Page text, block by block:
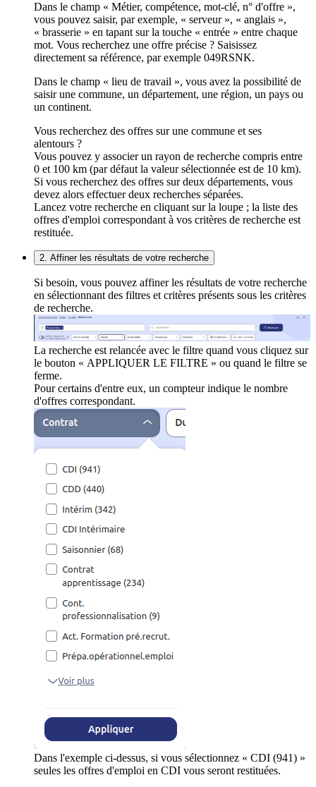
Dans le champ « Métier, compétence, mot-clé, n° d'offre »,
vous pouvez saisir, par exemple, « serveur », « anglais »,
« brasserie » en tapant sur la touche « entrée » entre chaque
mot. Vous recherchez une offre précise ? Saisissez
directement sa référence, par exemple 049RSNK.
Dans le champ « lieu de travail », vous avez la possibilité de
saisir une commune, un département, une région, un pays ou
un continent.
Vous recherchez des offres sur une commune et ses
alentours ?
Vous pouvez y associer un rayon de recherche compris entre
0 et 100 km (par défaut la valeur sélectionnée est de 10 km).
Si vous recherchez des offres sur deux départements, vous
devez alors effectuer deux recherches séparées.
Lancez votre recherche en cliquant sur la loupe ; la liste des
offres d'emploi correspondant à vos critères de recherche est
restituée.
2. Affiner les résultats de votre recherche
Si besoin, vous pouvez affiner les résultats de votre recherche
en sélectionnant des filtres et critères présents sous les critères
de recherche.
La recherche est relancée avec le filtre quand vous cliquez sur
le bouton « APPLIQUER LE FILTRE » ou quand le filtre se
ferme.
Pour certains d'entre eux, un compteur indique le nombre
d'offres correspondant.
Dans l'exemple ci-dessus, si vous sélectionnez « CDI (941) »
seules les offres d'emploi en CDI vous seront restituées.